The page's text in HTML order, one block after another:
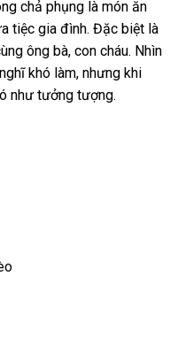
chả phụng là món ăn
tiệc gia đình. Đặc biệt là
ông bà, con cháu. Nhìn
khó làm, nhưng khi
như tưởng tượng.